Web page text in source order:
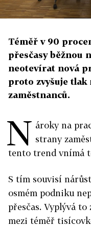
Téměř v 90
přesčasy běžnou
neotevírat nová
proto zvyšuje
zaměstnanců.
N ároky na
strany
tento trend vnímá
S tím souvisí
osmém podniku
přesčas. Vyplývá
mezi téměř